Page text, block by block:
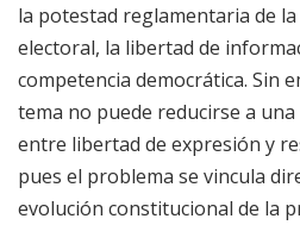
la potestad reglamentaria de
electoral, la libertad de
competencia democrática. Sin
tema no puede reducirse a
entre libertad de expresión y
pues el problema se vincula
evolución constitucional de la